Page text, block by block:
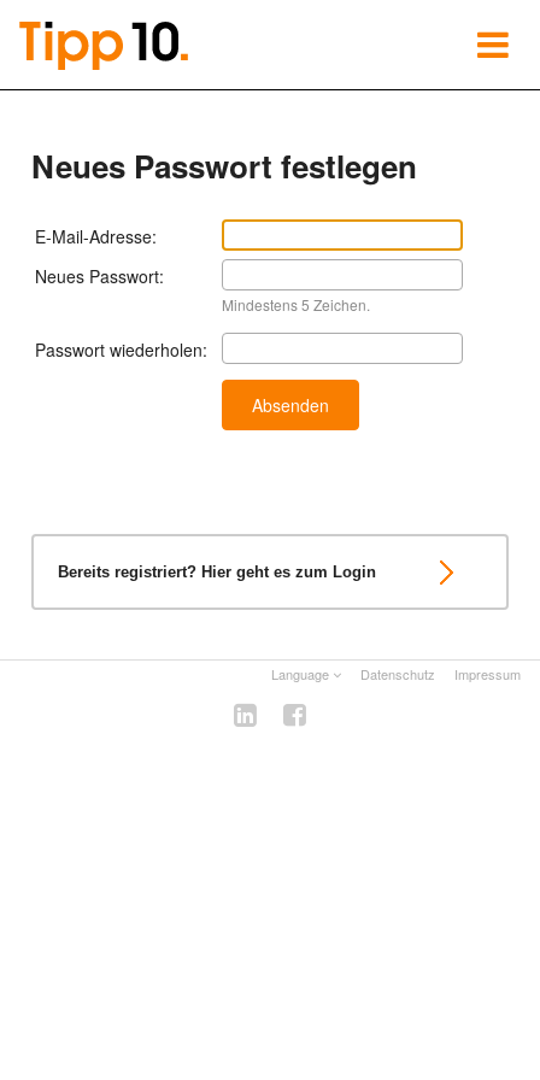
Neues Passwort festlegen
E-Mail-Adresse:
Neues Passwort:
Mindestens 5 Zeichen.
Passwort wiederholen:
Bereits registriert? Hier geht es zum Login
Language Datenschutz Impressum